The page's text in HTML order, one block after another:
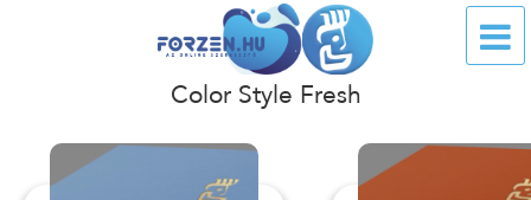
Color Style Fresh